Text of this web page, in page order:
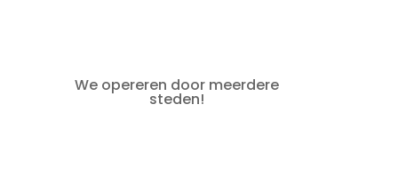
We opereren door meerdere
steden!